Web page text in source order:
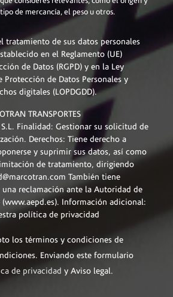
de mercancía, el peso u otros.
tratamiento de sus datos personales
en el Reglamento (UE)
de Datos (RGPD) y en la Ley
Protección de Datos Personales y
digitales (LOPDGDD).
TRANSPORTES
S.L. Finalidad: Gestionar su solicitud de
Derechos: Tiene derecho a
y suprimir sus datos, así como
de tratamiento, dirigiendo
También tiene
una reclamación ante la Autoridad de
Información adicional:
política de privacidad
lostérminos y condiciones de
Enviando este formulario
de privacidad yAviso legal.